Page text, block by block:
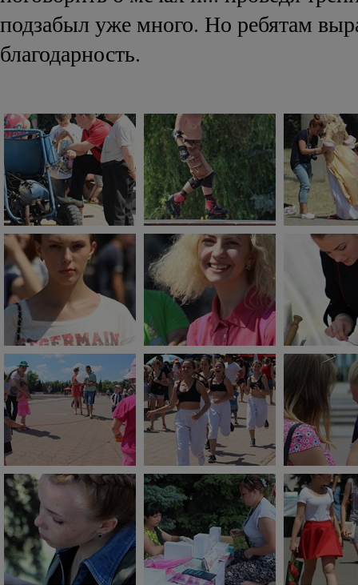
подзабыл уже много. Но ребятам
благодарность.